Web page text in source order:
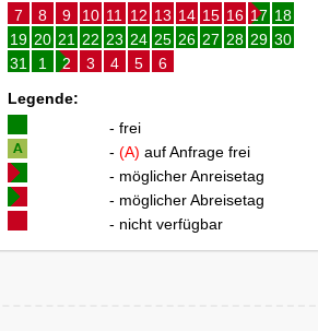
7
8 9 10 11 12 13 14 15 16 17 18
19 20 21 22 23 24 25 26 27 28 29 30
31
1 2 3 4 5
6
Legende:
- frei
- (A) auf Anfrage frei
- möglicher Anreisetag
- möglicher Abreisetag
- nicht verfügbar